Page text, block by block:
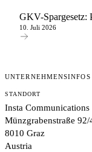
GKV-Spargesetz:
10. Juli 2026
UNTERNEHMENSINFOS
STANDORT
Insta
Münzgrabenstraße 92/
8010 Graz
Austria